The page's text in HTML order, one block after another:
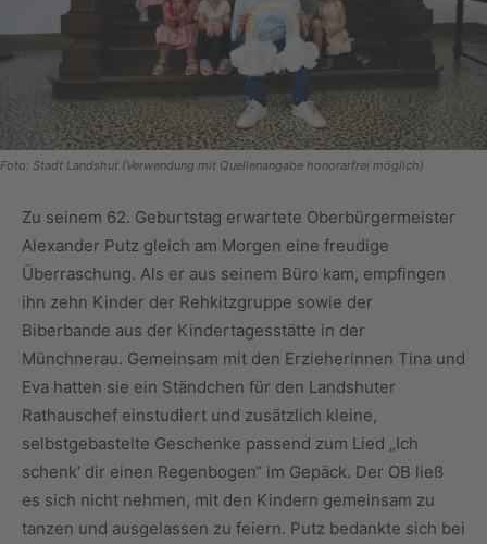
Foto: Stadt Landshut (Verwendung mit Quellenangabe honorarfrei möglich)
Zu seinem 62. Geburtstag erwartete Oberbürgermeister
Alexander Putz gleich am Morgen eine freudige
Überraschung. Als er aus seinem Büro kam, empfingen
ihn zehn Kinder der Rehkitzgruppe sowie der
Biberbande aus der Kindertagesstätte in der
Münchnerau. Gemeinsam mit den Erzieherinnen Tina und
Eva hatten sie ein Ständchen für den Landshuter
Rathauschef einstudiert und zusätzlich kleine,
selbstgebastelte Geschenke passend zum Lied „Ich
schenk‘ dir einen Regenbogen“ im Gepäck. Der OB ließ
es sich nicht nehmen, mit den Kindern gemeinsam zu
tanzen und ausgelassen zu feiern. Putz bedankte sich bei